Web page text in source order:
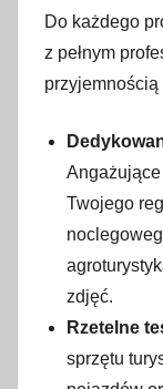
Do każdego
z pełnym
Angażujące
Twojego
zdjęć.
Rzetelne
sprzętu